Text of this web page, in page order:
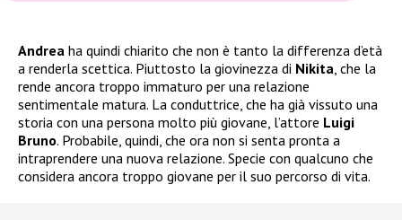
Andrea ha quindi chiarito che non è tanto la differenza d’età
a renderla scettica. Piuttosto la giovinezza di Nikita, che la
rende ancora troppo immaturo per una relazione
sentimentale matura. La conduttrice, che ha già vissuto una
storia con una persona molto più giovane, l’attore Luigi
Bruno. Probabile, quindi, che ora non si senta pronta a
intraprendere una nuova relazione. Specie con qualcuno che
considera ancora troppo giovane per il suo percorso di vita.